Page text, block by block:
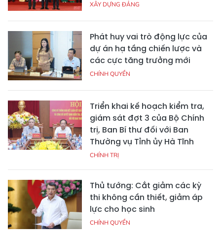
XÂY DỰNG ĐẢNG
Phát huy vai trò động lực của
dự án hạ tầng chiến lược và
các cực tăng trưởng mới
CHÍNH QUYỀN
Triển khai kế hoạch kiểm tra,
giám sát đợt 3 của Bộ Chính
trị, Ban Bí thư đối với Ban
Thường vụ Tỉnh ủy Hà Tĩnh
CHÍNH TRỊ
Thủ tướng: Cắt giảm các kỳ
thi không cần thiết, giảm áp
lực cho học sinh
CHÍNH QUYỀN